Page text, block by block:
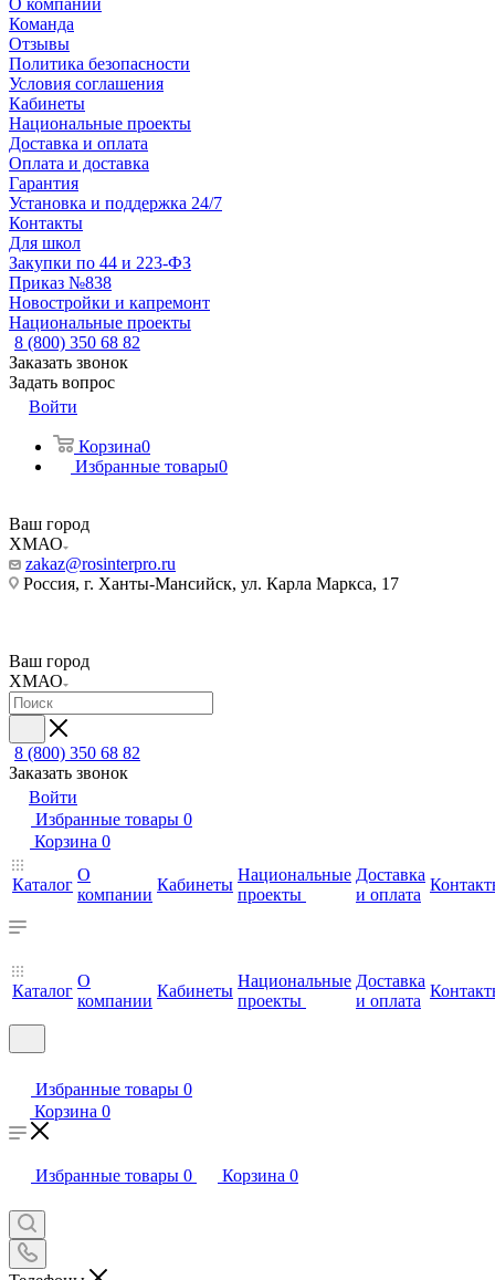
О компании
Команда
Отзывы
Политика безопасности
Условия соглашения
Кабинеты
Национальные проекты
Доставка и оплата
Оплата и доставка
Гарантия
Установка и поддержка 24/7
Контакты
Для школ
Закупки по 44 и 223-ФЗ
Приказ №838
Новостройки и капремонт
Национальные проекты
8 (800) 350 68 82
Заказать звонок
Задать вопрос
Войти
Корзина0
Избранные товары0
Ваш город
ХМАО
zakaz@rosinterpro.ru
Россия, г. Ханты-Мансийск, ул. Карла Маркса, 17
Ваш город
ХМАО
8 (800) 350 68 82
Заказать звонок
Войти
Избранные товары 0
Корзина 0
Каталог
О
компании
Кабинеты
Национальные
проекты
Доставка
и оплата
Каталог
О
компании
Кабинеты
Национальные
проекты
Доставка
и оплата
Избранные товары 0
Корзина 0
Избранные товары 0 Корзина 0